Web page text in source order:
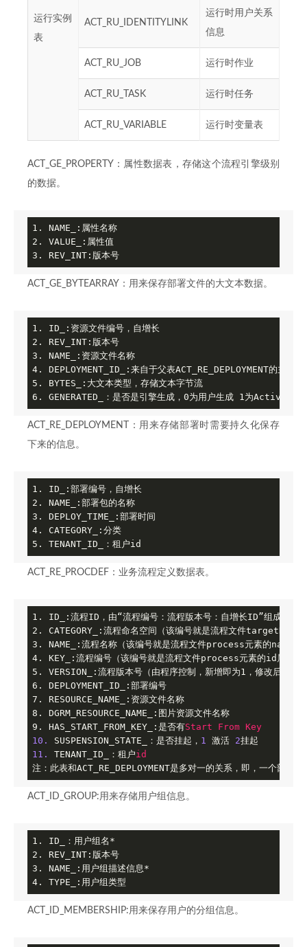
运行实例
表
ACT_RU_IDENTITYLINK
运行时用户关系
信息
ACT_RU_JOB 运行时作业
ACT_RU_TASK 运行时任务
ACT_RU_VARIABLE 运行时变量表
ACT_GE_PROPERTY：属性数据表，存储这个流程引擎级别
的数据。
1. NAME_:属性名称
2. VALUE_:属性值
3. REV_INT:版本号
ACT_GE_BYTEARRAY：用来保存部署文件的大文本数据。
1. ID_:资源文件编号，自增长
2. REV_INT:版本号
3. NAME_:资源文件名称
4. DEPLOYMENT_ID_:来自于父表ACT_RE_DEPLOYMENT的主键
5. BYTES_:大文本类型，存储文本字节流
6. GENERATED_：是否是引擎生成，0为用户生成 1为Activiti生
ACT_RE_DEPLOYMENT：用来存储部署时需要持久化保存
下来的信息。
1. ID_:部署编号，自增长
2. NAME_:部署包的名称
3. DEPLOY_TIME_:部署时间
4. CATEGORY_:分类
5. TENANT_ID_：租户id
ACT_RE_PROCDEF：业务流程定义数据表。
1. ID_:流程ID，由“流程编号：流程版本号：自增长ID”组成
2. CATEGORY_:流程命名空间（该编号就是流程文件
3. NAME_:流程名称（该编号就是流程文件process元素的name属
4. KEY_:流程编号（该编号就是流程文件process元素的id属性值
5. VERSION_:流程版本号（由程序控制，新增即为1，修改后依次
6. DEPLOYMENT_ID_:部署编号
7. RESOURCE_NAME_:资源文件名称
8. DGRM_RESOURCE_NAME_:图片资源文件名称
9. HAS_START_FROM_KEY_:是否有Start From Key
10.
SUSPENSION_STATE_：是否挂起， 1 激活 2
11.
TENANT_ID_：租户id
注：此表和ACT_RE_DEPLOYMENT是多对一的关系，即，一个部署
ACT_ID_GROUP:用来存储用户组信息。
1. ID_：用户组名*
2. REV_INT:版本号
3. NAME_:用户组描述信息*
4. TYPE_:用户组类型
ACT_ID_MEMBERSHIP:用来保存用户的分组信息。